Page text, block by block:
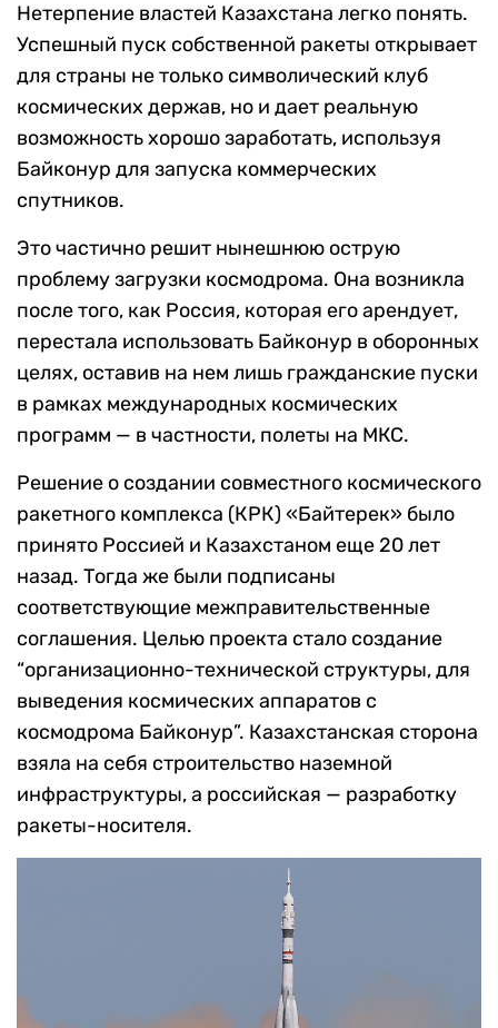
Нетерпение властей Казахстана легко понять.
Успешный пуск собственной ракеты открывает
для страны не только символический клуб
космических держав, но и дает реальную
возможность хорошо заработать, используя
Байконур для запуска коммерческих
спутников.
Это частично решит нынешнюю острую
проблему загрузки космодрома. Она возникла
после того, как Россия, которая его арендует,
перестала использовать Байконур в оборонных
целях, оставив на нем лишь гражданские пуски
в рамках международных космических
программ — в частности, полеты на МКС.
Решение о создании совместного космического
ракетного комплекса (КРК) «Байтерек» было
принято Россией и Казахстаном еще 20 лет
назад. Тогда же были подписаны
соответствующие межправительственные
соглашения. Целью проекта стало создание
“организационно-технической структуры, для
выведения космических аппаратов с
космодрома Байконур”. Казахстанская сторона
взяла на себя строительство наземной
инфраструктуры, а российская — разработку
ракеты-носителя.